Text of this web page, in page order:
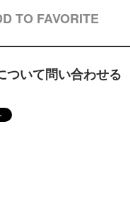
TO FAVORITE
ついて問い合わせる